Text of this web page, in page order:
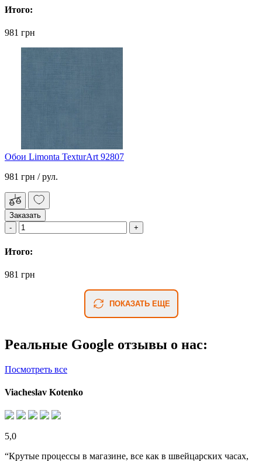
Итого:
981 грн
Обои Limonta TexturArt 92807
981 грн / рул.
Заказать
Итого:
981 грн
ПОКАЗАТЬ ЕЩЕ
Реальные Google отзывы о нас:
Посмотреть все
Viacheslav Kotenko
5,0
“Крутые процессы в магазине, все как в швейцарских часах,